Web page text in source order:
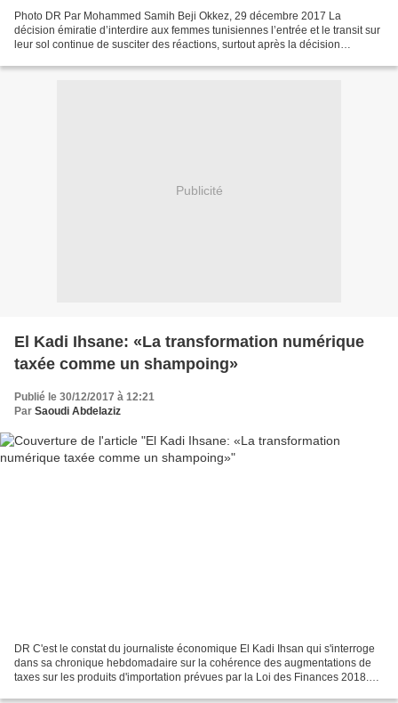
Photo DR Par Mohammed Samih Beji Okkez, 29 décembre 2017 La
décision émiratie d’interdire aux femmes tunisiennes l’entrée et le transit sur
leur sol continue de susciter des réactions, surtout après la décision
Publicité
El Kadi Ihsane: «La transformation numérique
taxée comme un shampoing»
Publié le 30/12/2017 à 12:21
Par Saoudi Abdelaziz
DR C'est le constat du journaliste économique El Kadi Ihsan qui s'interroge
dans sa chronique hebdomadaire sur la cohérence des augmentations de
taxes sur les produits d'importation prévues par la Loi des Finances 2018.